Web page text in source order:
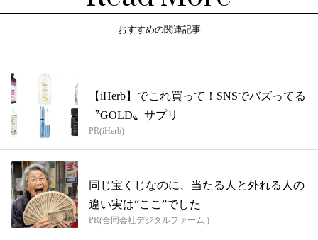
おすすめの関連記事
【iHerb】でこれ買って！SNSでバズってる
〝GOLD〟サプリ
PR(iHerb)
同じ宝くじなのに、当たる人と外れる人の
違い実は“ここ”でした
PR(合同会社デジタルファーム )